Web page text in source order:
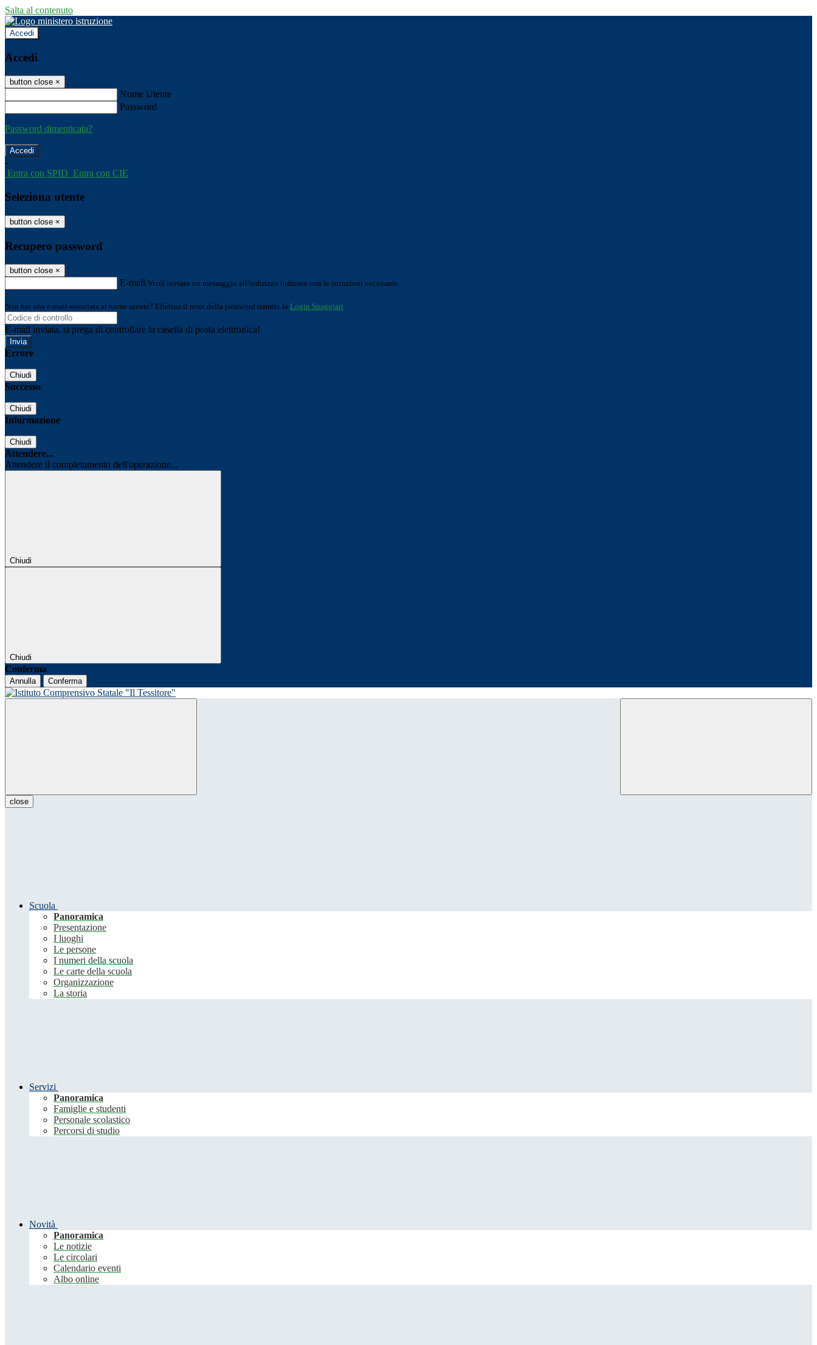
Salta al contenuto
Accedi
Accedi
button close ×
Nome Utente
Password
Password dimenticata?
-
Entra con SPID Entra con CIE
Seleziona utente
button close ×
Recupero password
button close ×
E-mail Verrà inviato un messaggio all'indirizzo indicato con le istruzioni necessarie.
Non hai una e-mail associata al nome utente? Effettua il reset della password tramite la Login Spaggiari
E-mail inviata, si prega di controllare la casella di posta elettronica!
Errore
Chiudi
Successo
Chiudi
Informazione
Chiudi
Attendere...
Attendere il completamento dell'operazione...
Chiudi
Chiudi
Conferma
Annulla Conferma
close
Scuola
Panoramica
Presentazione
I luoghi
Le persone
I numeri della scuola
Le carte della scuola
Organizzazione
La storia
Servizi
Panoramica
Famiglie e studenti
Personale scolastico
Percorsi di studio
Novità
Panoramica
Le notizie
Le circolari
Calendario eventi
Albo online